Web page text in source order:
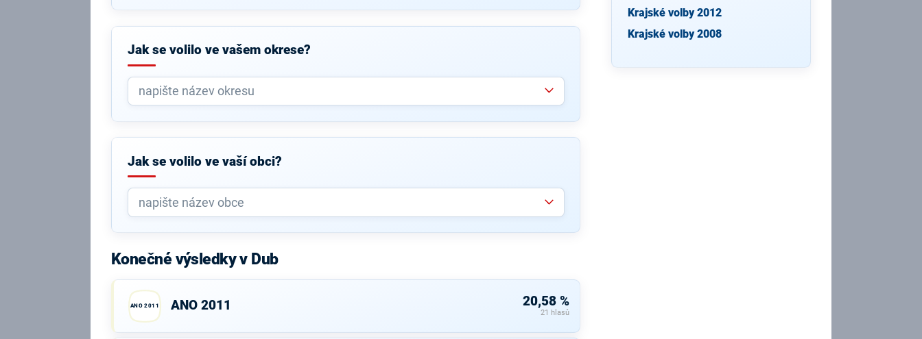
Jak se volilo ve vašem okrese?
Jak se volilo ve vaší obci?
Konečné výsledky v Dub
ANO 2011 ANO 2011 20,58 %
21 hlasů
Krajské volby 2012
Krajské volby 2008